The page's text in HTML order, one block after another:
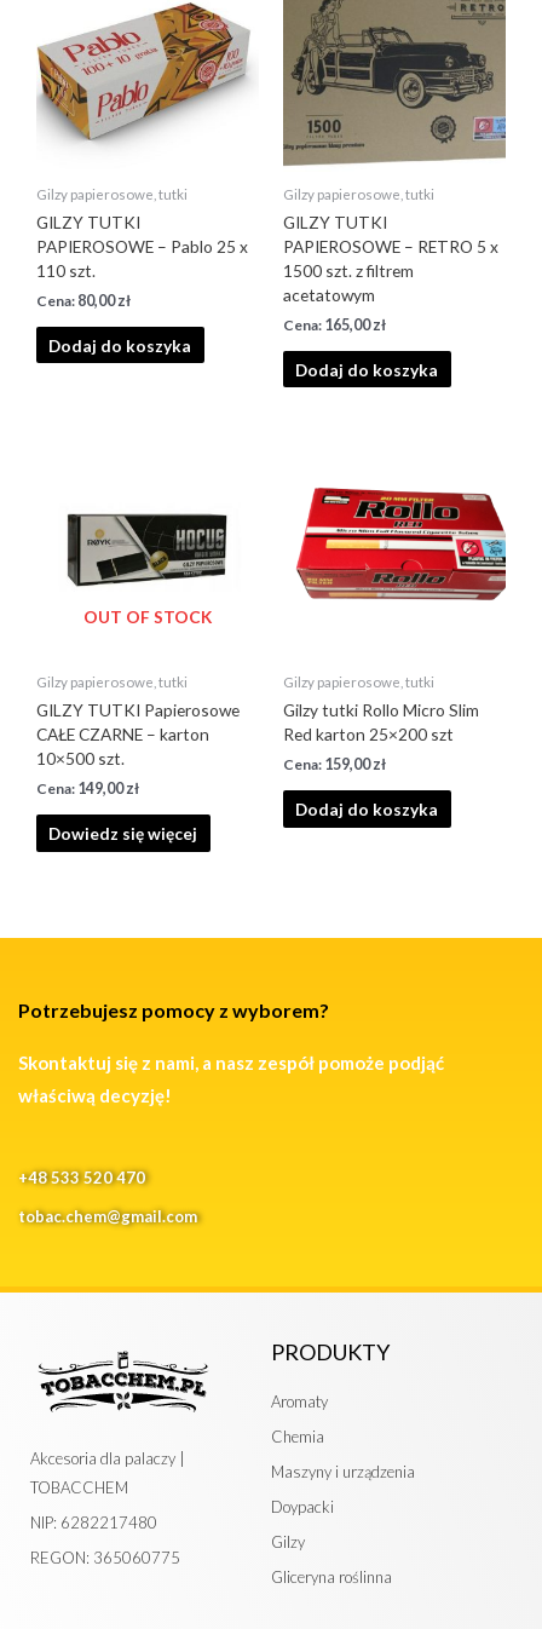
Gilzy papierosowe, tutki
GILZY TUTKI
PAPIEROSOWE – Pablo 25 x
110 szt.
80,00zł
Dodaj do koszyka
Gilzy papierosowe, tutki
GILZY TUTKI
PAPIEROSOWE – RETRO 5 x
1500 szt. z filtrem
acetatowym
165,00zł
Dodaj do koszyka
OUT OF STOCK
Gilzy papierosowe, tutki
GILZY TUTKI Papierosowe
CAŁE CZARNE – karton
10×500 szt.
149,00zł
Dowiedz się więcej
Gilzy papierosowe, tutki
Gilzy tutki Rollo Micro Slim
Red karton 25×200 szt
159,00zł
Dodaj do koszyka
Potrzebujesz pomocy z wyborem?
Skontaktuj się z nami, a nasz zespół pomoże podjąć
właściwą decyzję!
+48 533 520 470
tobac.chem@gmail.com
Akcesoria dla palaczy |
TOBACCHEM
NIP: 6282217480
REGON: 365060775
PRODUKTY
Aromaty
Chemia
Maszyny i urządzenia
Doypacki
Gilzy
Gliceryna roślinna